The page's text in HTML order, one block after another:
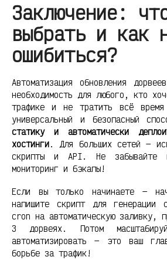
Заключение:
выбрать и как
ошибиться?
Автоматизация обновления
необходимость для любого, кто
трафике и не тратить всё
универсальный и безопасный
статику и автоматически
хостинги. Для больших сетей —
скрипты и API. Не забывайте
мониторинг и бэкапы!
Если вы только начинаете —
напишите скрипт для генерации
cron на автоматическую заливку,
3 дорвеях. Потом
автоматизировать — это ваш
борьбе за трафик!